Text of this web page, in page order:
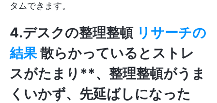
タムできます。
4.デスクの整理整頓 リサーチの
結果散らかっているとストレ
スがたまり**、整理整頓がうま
くいかず、先延ばしになった